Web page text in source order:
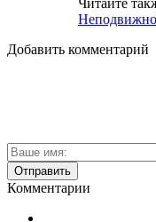
Читайте
Добавить комментарий
Комментарии